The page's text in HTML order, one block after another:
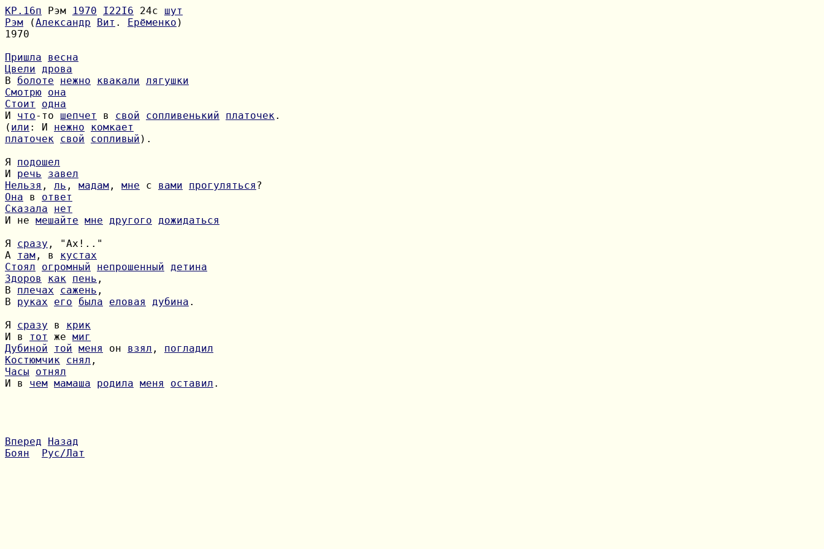
КР.16п Рэм 1970 I22I6 24с шут
Рэм (Александр Вит . Ерёменко
1970
Пришла
весна
Цвели дрова
В болоте нежно квакали лягушки
Смотрю она
Стоит
одна
И что-то шепчет в свой сопливенький платочек
( или : И нежно
комкает
платочек свой сопливый ).
Я подошел
И речь
завел
Нельзя , ль , мадам , мне с вами прогуляться
Она в ответ
Сказала
нет
И не мешайте мне другого дожидаться
Я сразу
А там , в кустах
Стоял
огромный непрошенный детина
Здоров
как пень
В плечах сажень
В руках его была еловая дубина .
Я сразу в крик
И в тот же миг
Дубиной
той меня он взял , погладил
Костюмчик снял
Часы
отнял
И в чем мамаша родила меня оставил .
Вперед
Назад
Боян
Рус/Лат